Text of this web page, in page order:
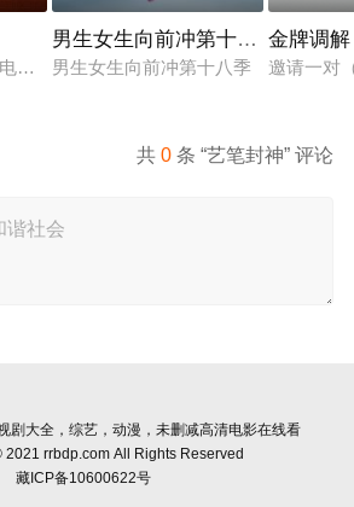
视台科教频道（CCTV-10）2001年7月9
男生女生向前冲第十八季
男生女生向前冲第十八季
金牌调解
邀请一对
共0 条 “艺笔封神” 评论
剧大全，综艺，动漫，未删减高清电影在线看
rrbdp.com All Rights Reserved
藏ICP备10600622号